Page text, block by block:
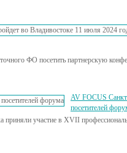
ФО посетить партнерскую
AV FOCUS
посетителей
приняли участие в XVII